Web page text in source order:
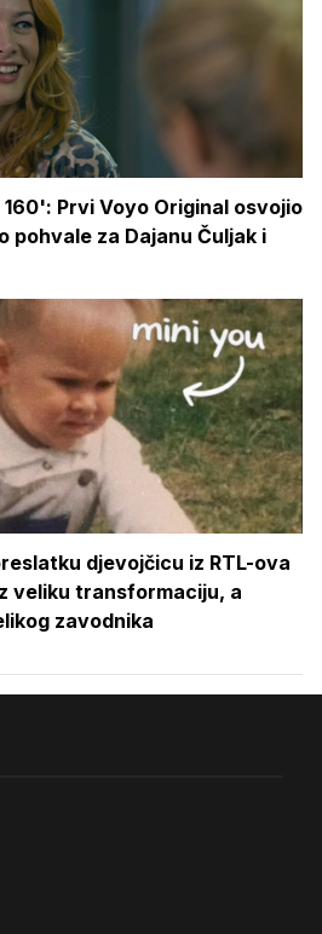
Prvi Voyo Original osvojio
pohvale za Dajanu Čuljak i
djevojčicu iz RTL-ova
veliku transformaciju, a
zavodnika